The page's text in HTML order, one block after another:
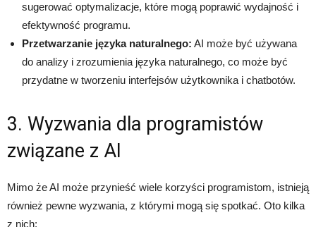
sugerować optymalizacje, które mogą poprawić wydajność i
efektywność programu.
Przetwarzanie języka naturalnego: AI może być używana
do analizy i zrozumienia języka naturalnego, co może być
przydatne w tworzeniu interfejsów użytkownika i chatbotów.
3. Wyzwania dla programistów
związane z AI
Mimo że AI może przynieść wiele korzyści programistom, istnieją
również pewne wyzwania, z którymi mogą się spotkać. Oto kilka
z nich: